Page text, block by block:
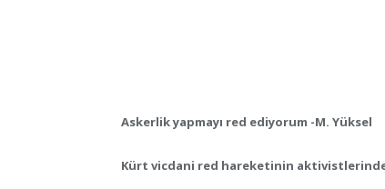
Askerlik yapmayı red ediyorum -M. Yüksel
Kürt vicdani red hareketinin